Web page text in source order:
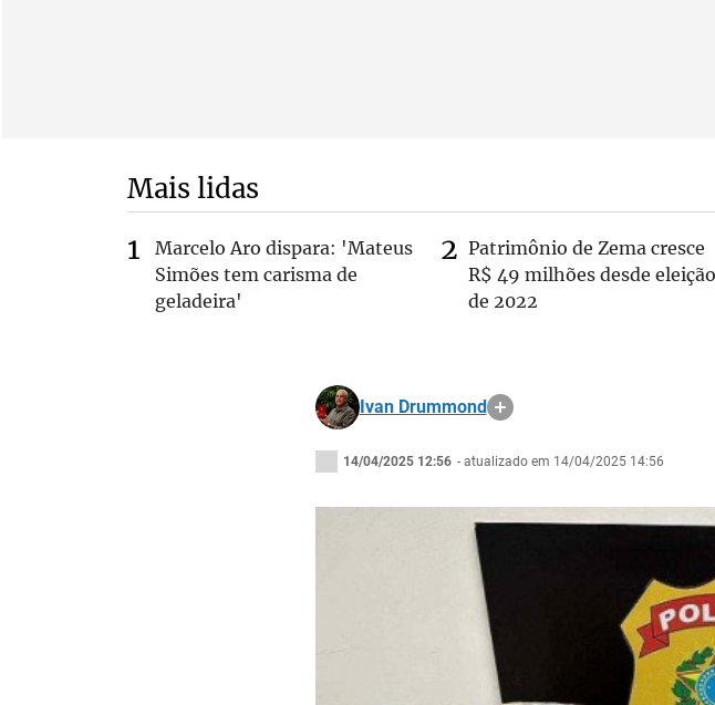
Mais lidas
Marcelo Aro dispara: 'Mateus
Simões tem carisma de
geladeira'
Patrimônio de Zema cresce
R$ 49 milhões desde eleição
de 2022
Ivan Drummond
14/04/2025 12:56 - atualizado em 14/04/2025 14:56